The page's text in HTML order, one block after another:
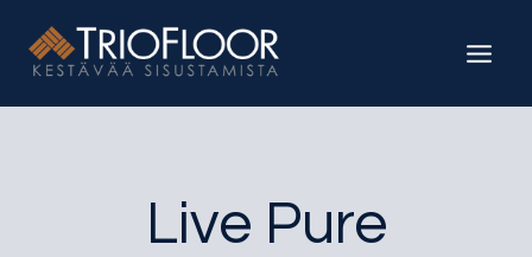
sisältöön
Live Pure